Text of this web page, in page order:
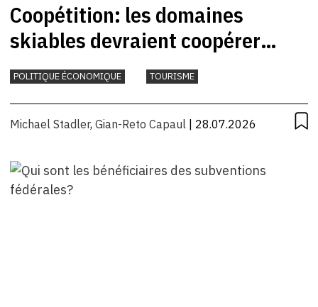
Coopétition: les domaines
skiables devraient coopérer
davantage
POLITIQUE ÉCONOMIQUE TOURISME
Michael Stadler, Gian-Reto Capaul | 28.07.2026